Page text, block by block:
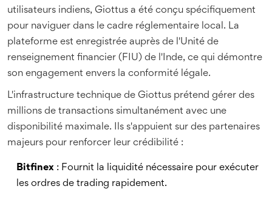
utilisateurs indiens, Giottus a été conçu spécifiquement
pour naviguer dans le cadre réglementaire local. La
plateforme est enregistrée auprès de l'Unité de
renseignement financier (FIU) de l'Inde, ce qui démontre
son engagement envers la conformité légale.
L'infrastructure technique de Giottus prétend gérer des
millions de transactions simultanément avec une
disponibilité maximale. Ils s'appuient sur des partenaires
majeurs pour renforcer leur crédibilité :
Bitfinex : Fournit la liquidité nécessaire pour exécuter
les ordres de trading rapidement.